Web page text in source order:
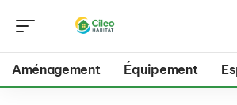
Aménagement Équipement